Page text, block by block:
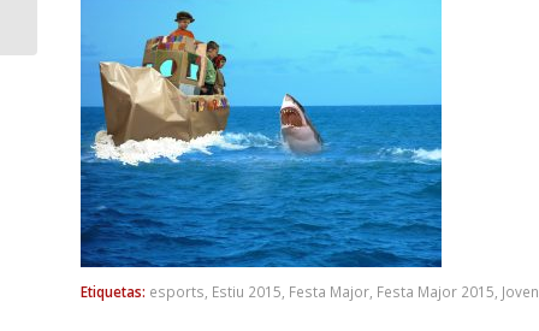
Etiquetas: esports, Estiu 2015, Festa Major, Festa Major 2015,